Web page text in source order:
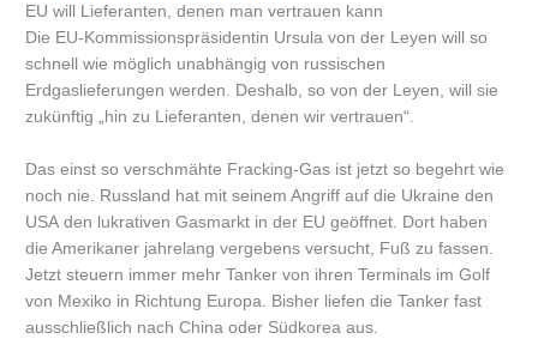
EU will Lieferanten, denen man vertrauen kann
Die EU-Kommissionspräsidentin Ursula von der Leyen will so
schnell wie möglich unabhängig von russischen
Erdgaslieferungen werden. Deshalb, so von der Leyen, will sie
zukünftig „hin zu Lieferanten, denen wir vertrauen“.
Das einst so verschmähte Fracking-Gas ist jetzt so begehrt wie
noch nie. Russland hat mit seinem Angriff auf die Ukraine den
USA den lukrativen Gasmarkt in der EU geöffnet. Dort haben
die Amerikaner jahrelang vergebens versucht, Fuß zu fassen.
Jetzt steuern immer mehr Tanker von ihren Terminals im Golf
von Mexiko in Richtung Europa. Bisher liefen die Tanker fast
ausschließlich nach China oder Südkorea aus.